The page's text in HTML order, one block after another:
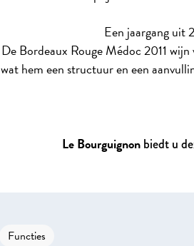
Een jaargang uit
De Bordeaux Rouge Médoc 2011
wat hem een structuur en een
Le Bourguignonbiedt u
Functies